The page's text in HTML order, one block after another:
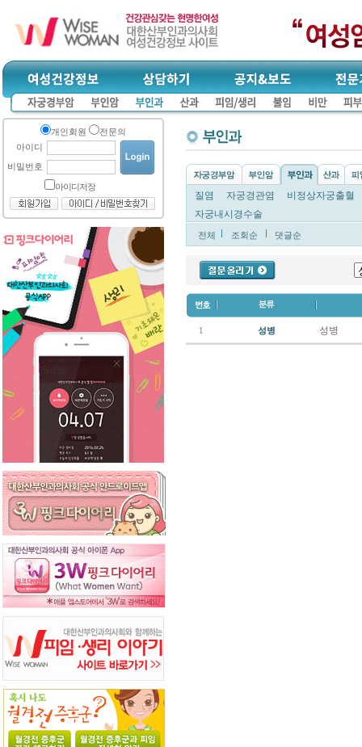
개인회원
전문의
아이디
비밀번호
아이디저장
질염 자궁경관염
비정상자궁출혈
자궁내시경수술
전체 조회순 댓글순
1 성병 성병